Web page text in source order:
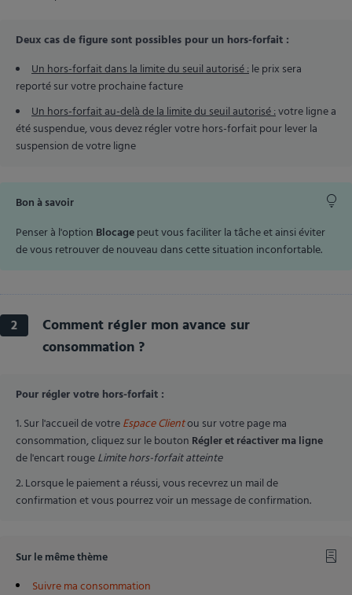
Sur le même thème
Suivre ma consommation
Deux cas de figure sont possibles pour un hors-forfait :
Un hors-forfait dans la limite du seuil autorisé : le prix sera
reporté sur votre prochaine facture
Un hors-forfait au-delà de la limite du seuil autorisé :votre ligne a
été suspendue, vous devez régler votre hors-forfait pour lever la
suspension de votre ligne
Bon à savoir
Penser à l'option Blocage peut vous faciliter la tâche et ainsi éviter
de vous retrouver de nouveau dans cette situation inconfortable.
2
Comment régler mon avance sur
consommation ?
Pour régler votre hors-forfait :
Sur l'accueil de votre Espace Clientou sur votre page ma
consommation, cliquez sur le bouton Régler et réactiver ma ligne
de l'encart rouge Limite hors-forfait atteinte
Lorsque le paiement a réussi, vous recevrez un mail de
confirmation et vous pourrez voir un message de confirmation.